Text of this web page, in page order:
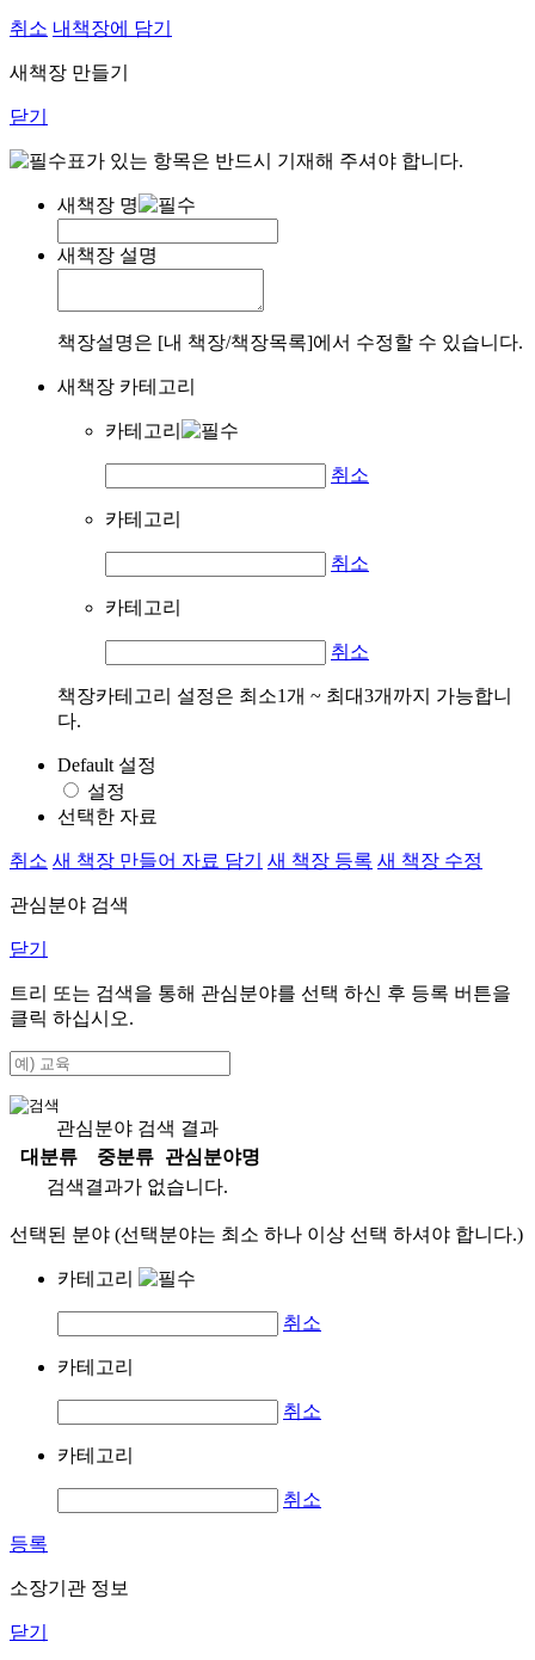
취소 내책장에 담기
새책장 만들기
닫기
표가 있는 항목은 반드시 기재해 주셔야 합니다.
새책장 명
새책장 설명
책장설명은 [내 책장/책장목록]에서 수정할 수 있습니다.
새책장 카테고리
카테고리
취소
카테고리
취소
카테고리
취소
책장카테고리 설정은 최소1개 ~ 최대3개까지 가능합니
다.
Default 설정
설정
선택한 자료
취소 새 책장 만들어 자료 담기 새 책장 등록 새 책장 수정
관심분야 검색
닫기
트리 또는 검색을 통해 관심분야를 선택 하신 후 등록 버튼을
클릭 하십시오.
관심분야 검색 결과
대분류
중분류
관심분야명
검색결과가 없습니다.
선택된 분야 (선택분야는 최소 하나 이상 선택 하셔야 합니다.)
카테고리
취소
카테고리
취소
카테고리
취소
등록
소장기관 정보
닫기